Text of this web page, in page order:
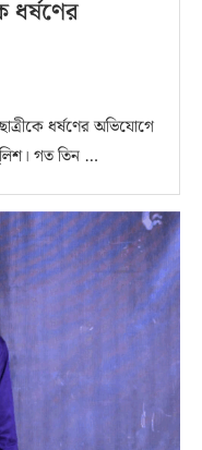
ধর্ষণের
ধর্ষণের অভিযোগে
গত তিন …